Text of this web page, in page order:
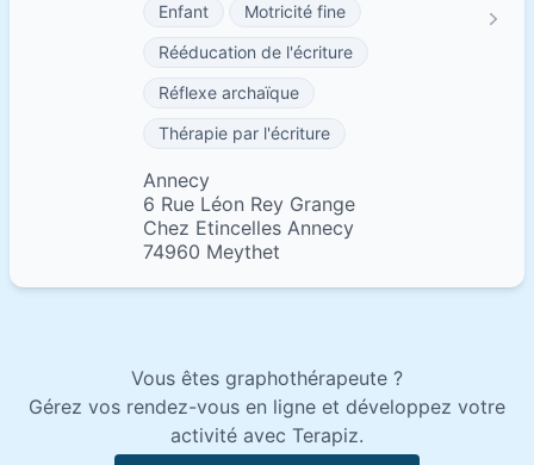
Enfant
Motricité fine
Rééducation de l'écriture
Réflexe archaïque
Thérapie par l'écriture
Annecy
6 Rue Léon Rey Grange
Chez Etincelles Annecy
74960 Meythet
Vous êtes graphothérapeute ?
Gérez vos rendez-vous en ligne et développez votre
activité avec Terapiz.